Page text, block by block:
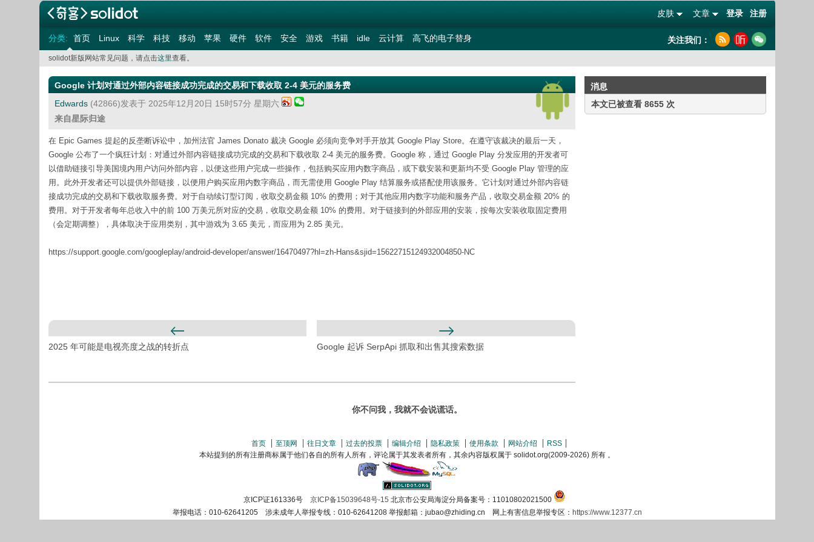
登录 注册
文章
皮肤
分类: 首页 Linux 科学 科技 移动 苹果 硬件 软件 安全 游戏 书籍 idle 云计算 高飞的电子替身 关注我们：
solidot新版网站常见问题，请点击这里查看。
消息
本文已被查看 8655 次
Google 计划对通过外部内容链接成功完成的交易和下载收取 2-4 美元的服务费
Edwards(42866)发表于 2025年12月20日 15时57分 星期六
来自星际归途
在 Epic Games 提起的反垄断诉讼中，加州法官 James Donato 裁决 Google 必须向竞争对手开放其 Google Play Store。在遵守该裁决的最后一天，
Google 公布了一个疯狂计划：对通过外部内容链接成功完成的交易和下载收取 2-4 美元的服务费。Google 称，通过 Google Play 分发应用的开发者可
以借助链接引导美国境内用户访问外部内容，以便这些用户完成一些操作，包括购买应用内数字商品，或下载安装和更新均不受 Google Play 管理的应
用。此外开发者还可以提供外部链接，以便用户购买应用内数字商品，而无需使用 Google Play 结算服务或搭配使用该服务。它计划对通过外部内容链
接成功完成的交易和下载收取服务费。对于自动续订型订阅，收取交易金额 10% 的费用；对于其他应用内数字功能和服务产品，收取交易金额 20% 的
费用。对于开发者每年总收入中的前 100 万美元所对应的交易，收取交易金额 10% 的费用。对于链接到的外部应用的安装，按每次安装收取固定费用
（会定期调整），具体取决于应用类别，其中游戏为 3.65 美元，而应用为 2.85 美元。
https://support.google.com/googleplay/android-developer/answer/16470497?hl=zh-Hans&sjid=15622715124932004850-NC
2025 年可能是电视亮度之战的转折点 Google 起诉 SerpApi 抓取和出售其搜索数据
你不问我，我就不会说谎话。
首页 至顶网 往日文章 过去的投票 编辑介绍 隐私政策 使用条款 网站介绍
RSS
本站提到的所有注册商标属于他们各自的所有人所有，评论属于其发表者所有，其余内容版权属于 solidot.org(2009-2026) 所有 。
京ICP证161336号 京ICP备15039648号-15 北京市公安局海淀分局备案号：11010802021500
举报电话：010-62641205 涉未成年人举报专线：010-62641208 举报邮箱：jubao@zhiding.cn 网上有害信息举报专区： https://www.12377.cn